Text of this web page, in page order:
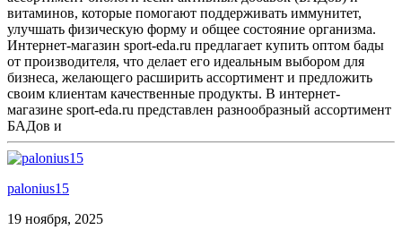
витаминов, которые помогают поддерживать иммунитет,
улучшать физическую форму и общее состояние организма.
Интернет-магазин sport-eda.ru предлагает купить оптом бады
от производителя, что делает его идеальным выбором для
бизнеса, желающего расширить ассортимент и предложить
своим клиентам качественные продукты. В интернет-
магазине sport-eda.ru представлен разнообразный ассортимент
БАДов и
palonius15
19 ноября, 2025